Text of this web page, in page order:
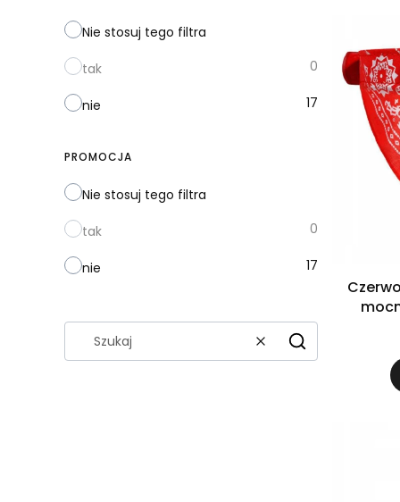
Nie stosuj tego filtra
tak 0
nie 17
PROMOCJA
Nie stosuj tego filtra
tak 0
nie 17
WyczyśćSzukaj